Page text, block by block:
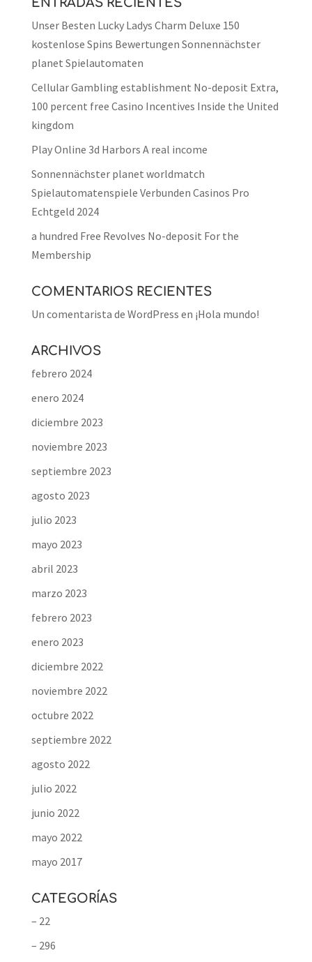
ENTRADAS RECIENTES
Unser Besten Lucky Ladys Charm Deluxe 150
kostenlose Spins Bewertungen Sonnennächster
planet Spielautomaten
Cellular Gambling establishment No-deposit Extra,
100 percent free Casino Incentives Inside the United
kingdom
Play Online 3d Harbors A real income
Sonnennächster planet worldmatch
Spielautomatenspiele Verbunden Casinos Pro
Echtgeld 2024
a hundred Free Revolves No-deposit For the
Membership
COMENTARIOS RECIENTES
Un comentarista de WordPress en ¡Hola mundo!
ARCHIVOS
febrero 2024
enero 2024
diciembre 2023
noviembre 2023
septiembre 2023
agosto 2023
julio 2023
mayo 2023
abril 2023
marzo 2023
febrero 2023
enero 2023
diciembre 2022
noviembre 2022
octubre 2022
septiembre 2022
agosto 2022
julio 2022
junio 2022
mayo 2022
mayo 2017
CATEGORÍAS
– 22
– 296